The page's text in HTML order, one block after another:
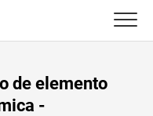
de elemento
-